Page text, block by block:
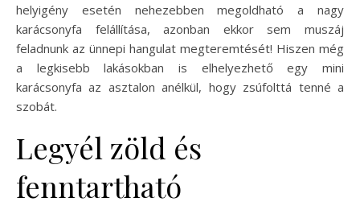
helyigény esetén nehezebben megoldható a nagy
karácsonyfa felállítása, azonban ekkor sem muszáj
feladnunk az ünnepi hangulat megteremtését! Hiszen még
a legkisebb lakásokban is elhelyezhető egy mini
karácsonyfa az asztalon anélkül, hogy zsúfolttá tenné a
szobát.
Legyél zöld és
fenntartható